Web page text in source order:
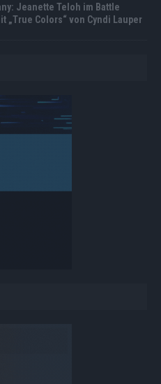
Jeanette Teloh im Battle
„True Colors“ von Cyndi Lauper